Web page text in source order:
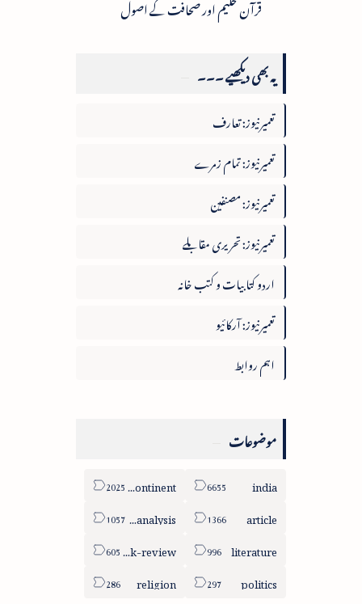
قرآن حکیم اور صحافت کے اصول
یہ بھی دیکھیے ۔۔۔
تعمیرنیوز: تعارف
تعمیرنیوز: تمام زمرے
تعمیرنیوز: مصنفین
تعمیرنیوز: تحریری مقابلے
اردو کتابیات و کتب خانہ
تعمیرنیوز: آرکائیو
اہم روابط
موضوعات
india
sub-continent
article
column-analysis
literature
book-review
politics
religion